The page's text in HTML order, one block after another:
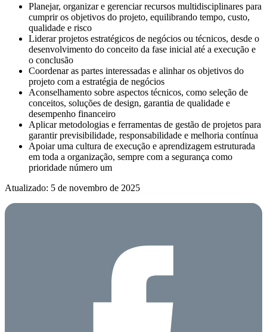
Planejar, organizar e gerenciar recursos multidisciplinares para
cumprir os objetivos do projeto, equilibrando tempo, custo,
qualidade e risco
Liderar projetos estratégicos de negócios ou técnicos, desde o
desenvolvimento do conceito da fase inicial até a execução e
o conclusão
Coordenar as partes interessadas e alinhar os objetivos do
projeto com a estratégia de negócios
Aconselhamento sobre aspectos técnicos, como seleção de
conceitos, soluções de design, garantia de qualidade e
desempenho financeiro
Aplicar metodologias e ferramentas de gestão de projetos para
garantir previsibilidade, responsabilidade e melhoria contínua
Apoiar uma cultura de execução e aprendizagem estruturada
em toda a organização, sempre com a segurança como
prioridade número um
Atualizado: 5 de novembro de 2025